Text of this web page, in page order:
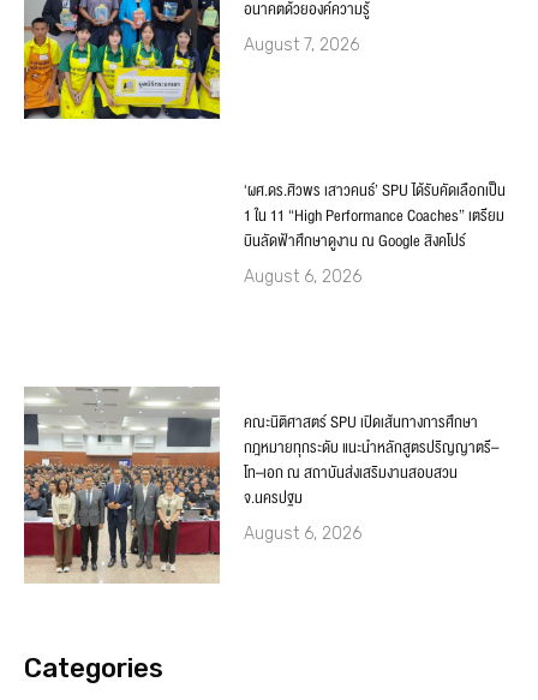
อนาคตด้วยองค์ความรู้
August 7, 2026
‘ผศ.ดร.ศิวพร เสาวคนธ์’ SPU ได้รับคัดเลือกเป็น
1 ใน 11 “High Performance Coaches” เตรียม
บินลัดฟ้าศึกษาดูงาน ณ Google สิงคโปร์
August 6, 2026
คณะนิติศาสตร์ SPU เปิดเส้นทางการศึกษา
กฎหมายทุกระดับ แนะนำหลักสูตรปริญญาตรี–
โท–เอก ณ สถาบันส่งเสริมงานสอบสวน
จ.นครปฐม
August 6, 2026
Categories